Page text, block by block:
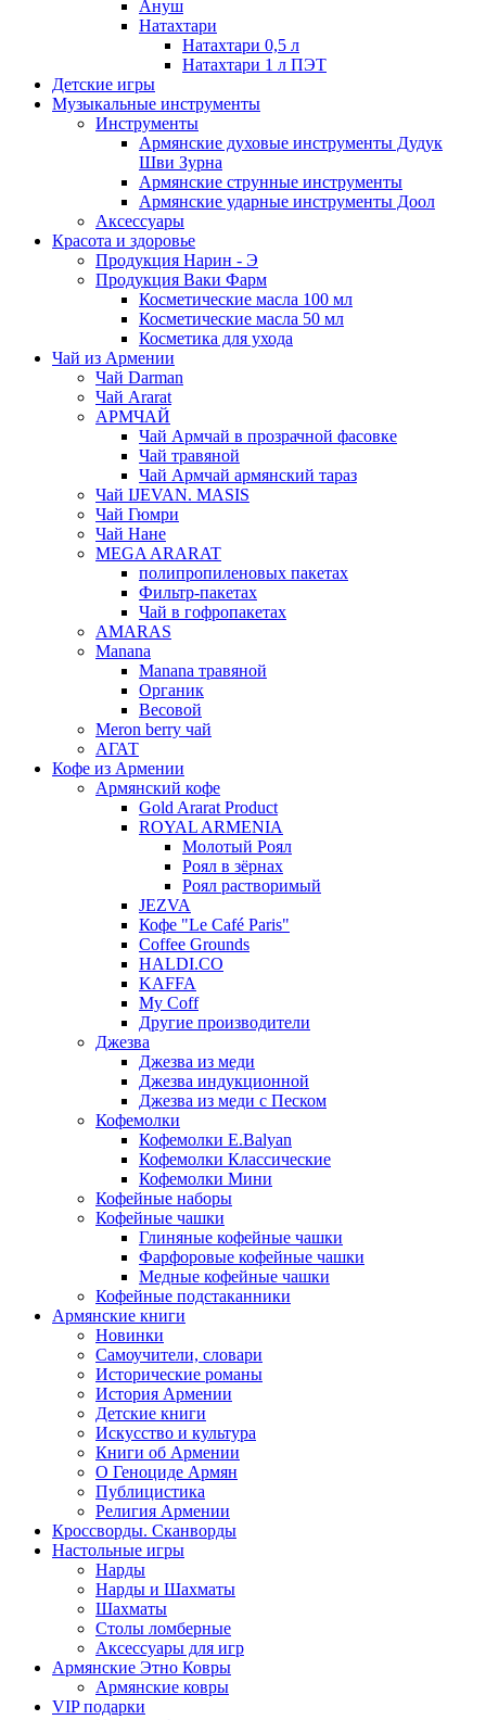
Ануш
Натахтари
Натахтари 0,5 л
Натахтари 1 л ПЭТ
Детские игры
Музыкальные инструменты
Инструменты
Армянские духовые инструменты Дудук
Шви Зурна
Армянские струнные инструменты
Армянские ударные инструменты Доол
Аксессуары
Красота и здоровье
Продукция Нарин - Э
Продукция Ваки Фарм
Косметические масла 100 мл
Косметические масла 50 мл
Косметика для ухода
Чай из Армении
Чай Darman
Чай Ararat
АРМЧАЙ
Чай Армчай в прозрачной фасовке
Чай травяной
Чай Армчай армянский тараз
Чай IJEVAN. MASIS
Чай Гюмри
Чай Нане
MEGA ARARAT
полипропиленовых пакетах
Фильтр-пакетах
Чай в гофропакетах
AMARAS
Manana
Manana травяной
Органик
Весовой
Meron berry чай
АГАТ
Кофе из Армении
Армянский кофе
Gold Ararat Product
ROYAL ARMENIA
Молотый Роял
Роял в зёрнах
Роял растворимый
JEZVA
Кофе "Le Café Paris"
Coffee Grounds
HALDI.CO
KAFFA
My Coff
Другие производители
Джезва
Джезва из меди
Джезва индукционной
Джезва из меди с Песком
Кофемолки
Кофемолки E.Balyan
Кофемолки Классические
Кофемолки Мини
Кофейные наборы
Кофейные чашки
Глиняные кофейные чашки
Фарфоровые кофейные чашки
Медные кофейные чашки
Кофейные подстаканники
Армянские книги
Новинки
Самоучители, словари
Исторические романы
История Армении
Детские книги
Иcкусство и культура
Книги об Армении
О Геноциде Армян
Публицистика
Религия Армении
Кроссворды. Сканворды
Настольные игры
Нарды
Нарды и Шахматы
Шахматы
Столы ломберные
Аксессуары для игр
Армянские Этно Ковры
Армянские ковры
VIP подарки